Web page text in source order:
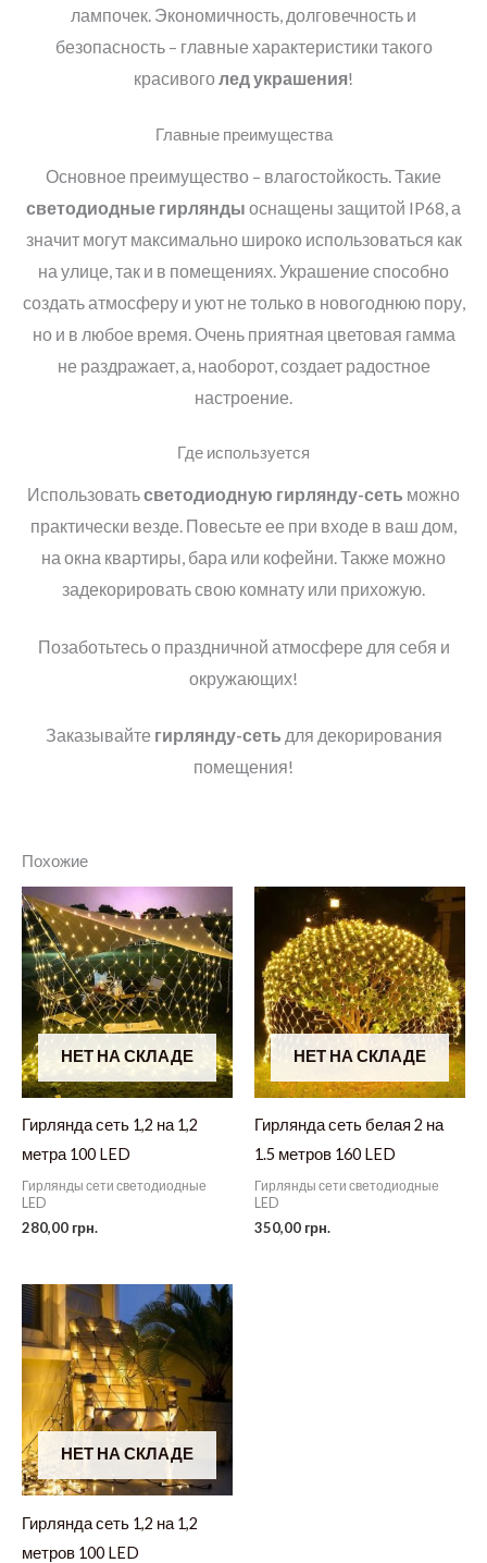
лампочек. Экономичность, долговечность и
безопасность – главные характеристики такого
красивоголед украшения!
Главные преимущества
Основное преимущество – влагостойкость. Такие
светодиодные гирлянды оснащены защитой IP68, а
значит могут максимально широко использоваться как
на улице, так и в помещениях. Украшение способно
создать атмосферу и уют не только в новогоднюю пору,
но и в любое время. Очень приятная цветовая гамма
не раздражает, а, наоборот, создает радостное
настроение.
Где используется
Использоватьсветодиодную гирлянду-сеть можно
практически везде. Повесьте ее при входе в ваш дом,
на окна квартиры, бара или кофейни. Также можно
задекорировать свою комнату или прихожую.
Позаботьтесь о праздничной атмосфере для себя и
окружающих!
Заказывайте гирлянду-сеть для декорирования
помещения!
Похожие
НЕТ НА СКЛАДЕ
Гирлянда сеть 1,2 на 1,2
метра 100 LED
Гирлянды сети светодиодные
LED
280,00 грн.
НЕТ НА СКЛАДЕ
Гирлянда сеть белая 2 на
1.5 метров 160 LED
Гирлянды сети светодиодные
LED
350,00 грн.
НЕТ НА СКЛАДЕ
Гирлянда сеть 1,2 на 1,2
метров 100 LED